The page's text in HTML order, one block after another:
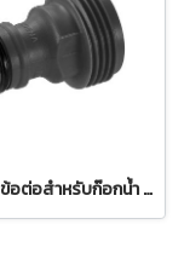
Gardena ข้อต่อสำหรับก๊อกน้ำ ขนาด 3/4" (26.5 มม.) (00921-50)